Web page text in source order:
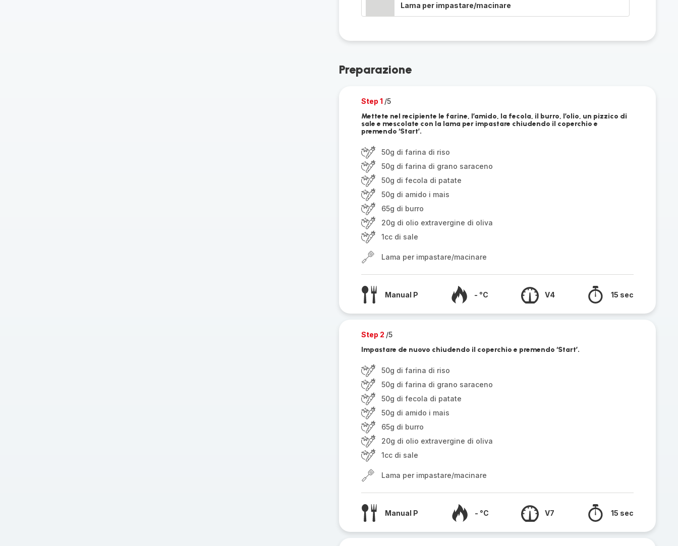
Lama per impastare/macinare
Preparazione
Step 1 /5
Mettete nel recipiente le farine, l’amido, la fecola, il burro, l’olio, un pizzico di
sale e mescolate con la lama per impastare chiudendo il coperchio e
premendo ‘Start’.
50g di farina di riso
50g di farina di grano saraceno
50g di fecola di patate
50g di amido i mais
65g di burro
20g di olio extravergine di oliva
1cc di sale
Lama per impastare/macinare
Manual P - °C V4 15 sec
Step 2 /5
Impastare de nuovo chiudendo il coperchio e premendo ‘Start’.
50g di farina di riso
50g di farina di grano saraceno
50g di fecola di patate
50g di amido i mais
65g di burro
20g di olio extravergine di oliva
1cc di sale
Lama per impastare/macinare
Manual P - °C V7 15 sec